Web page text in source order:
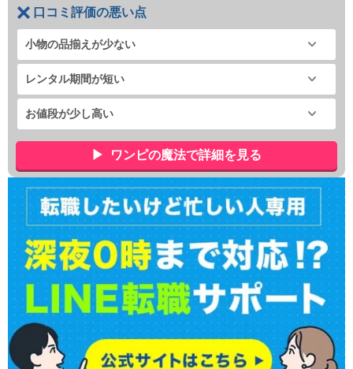
口コミ評価の悪い点
小物の品揃えが少ない
レンタル期間が短い
お値段が少し高い
ワンピの魔法で詳細を見る